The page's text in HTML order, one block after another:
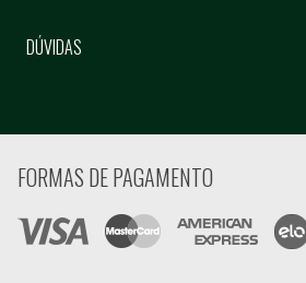
DÚVIDAS
FORMAS DE PAGAMENTO